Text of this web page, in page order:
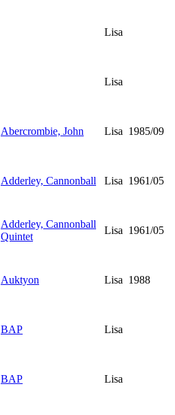
Lisa
Lisa
Abercrombie, John Lisa 1985/09
Adderley, Cannonball Lisa 1961/05
Adderley, Cannonball
Quintet
Lisa 1961/05
Auktyon Lisa 1988
BAP Lisa
BAP Lisa